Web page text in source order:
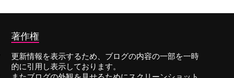
著作権
更新情報を表示するため、ブログの内容の一部を一時
的に引用し表示しております。